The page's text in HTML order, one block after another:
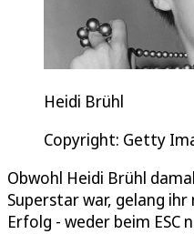
Heidi Brühl
Copyright: Getty
Obwohl Heidi Brühl
Superstar war, gelang
Erfolg - weder beim ESC